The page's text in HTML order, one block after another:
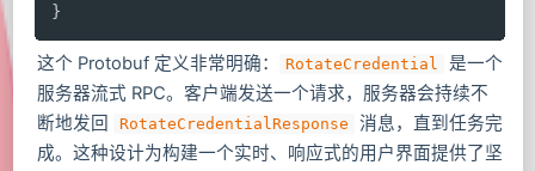
}
这个 Protobuf 定义非常明确： RotateCredential
是一个
服务器流式 RPC。客户端发送一个请求，服务器会持续不
断地发回
RotateCredentialResponse
消息，直到任务完
成。这种设计为构建一个实时、响应式的用户界面提供了坚